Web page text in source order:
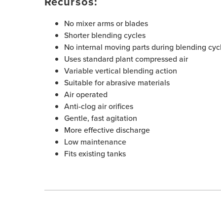
No mixer arms or blades
Shorter blending cycles
No internal moving parts during blending
Uses standard plant compressed air
Variable vertical blending action
Suitable for abrasive materials
Air operated
Anti-clog air orifices
Gentle, fast agitation
More effective discharge
Low maintenance
Fits existing tanks